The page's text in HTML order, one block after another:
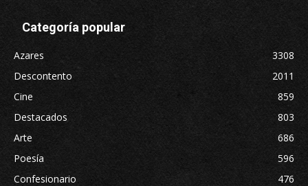
Categoría popular
Azares
3308
Descontento
2011
Cine
859
Destacados
803
Arte
686
Poesía
596
Confesionario
476